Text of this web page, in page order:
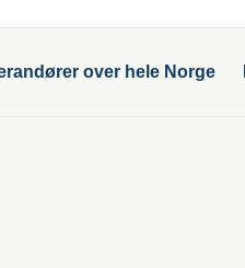
over hele Norge